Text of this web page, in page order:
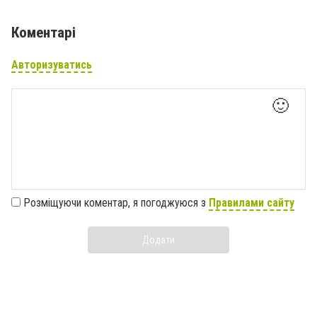
Коментарі
Авторизуватись
🙂
Розміщуючи коментар, я погоджуюся з Правилами сайту
Додати